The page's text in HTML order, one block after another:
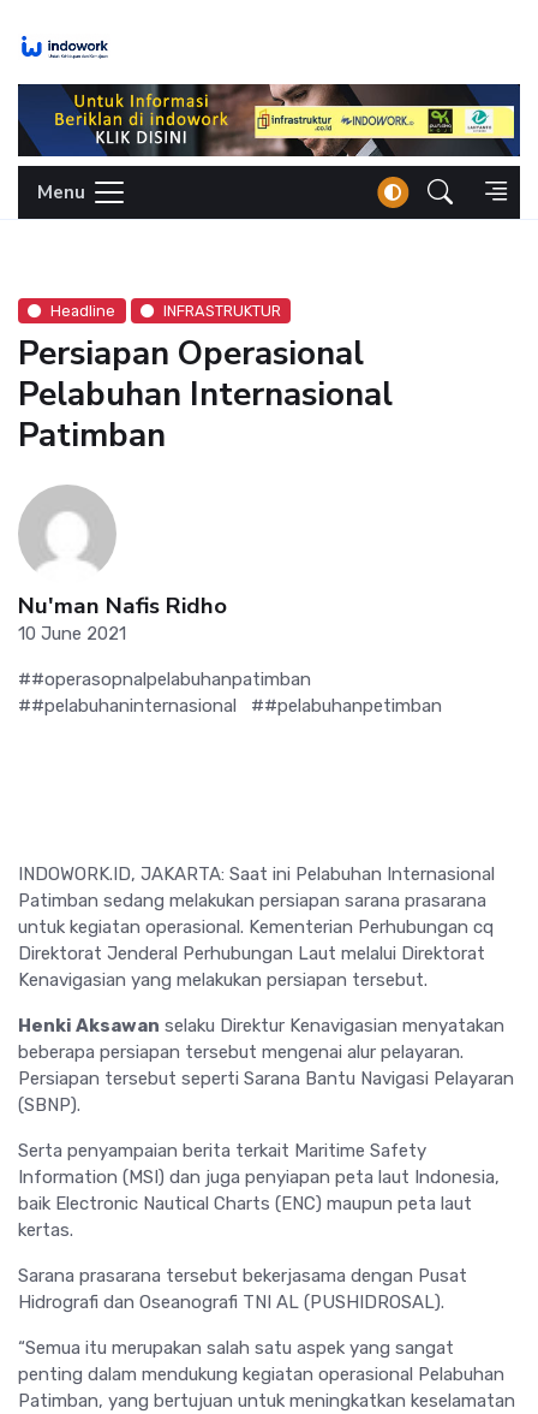
Menu
Headline INFRASTRUKTUR
Persiapan Operasional
Pelabuhan Internasional
Patimban
Nu'man Nafis Ridho
10 June 2021
##operasopnalpelabuhanpatimban
##pelabuhaninternasional
##pelabuhanpetimban
INDOWORK.ID, JAKARTA: Saat ini Pelabuhan Internasional
Patimban sedang melakukan persiapan sarana prasarana
untuk kegiatan operasional. Kementerian Perhubungan cq
Direktorat Jenderal Perhubungan Laut melalui Direktorat
Kenavigasian yang melakukan persiapan tersebut.
Henki Aksawan selaku Direktur Kenavigasian menyatakan
beberapa persiapan tersebut mengenai alur pelayaran.
Persiapan tersebut seperti Sarana Bantu Navigasi Pelayaran
(SBNP).
Serta penyampaian berita terkait Maritime Safety
Information (MSI) dan juga penyiapan peta laut Indonesia,
baik Electronic Nautical Charts (ENC) maupun peta laut
kertas.
Sarana prasarana tersebut bekerjasama dengan Pusat
Hidrografi dan Oseanografi TNI AL (PUSHIDROSAL).
“Semua itu merupakan salah satu aspek yang sangat
penting dalam mendukung kegiatan operasional Pelabuhan
Patimban, yang bertujuan untuk meningkatkan keselamatan